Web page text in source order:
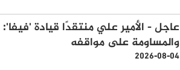
عاجل - الأمير علي منتقدًا قيادة 'فيفا':
والمساومة على مواقفه
2026-08-04